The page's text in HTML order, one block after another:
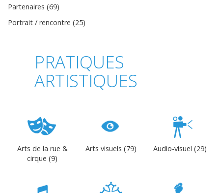
Partenaires (69)
Portrait / rencontre (25)
PRATIQUES
ARTISTIQUES
Arts de la rue &
cirque (9)
Arts visuels (79) Audio-visuel (29)